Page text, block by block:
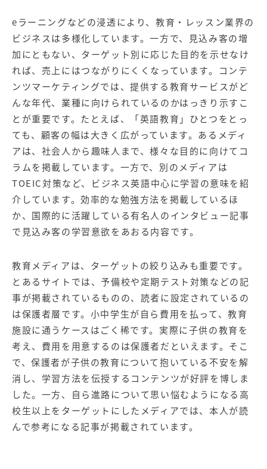
eラーニングなどの浸透により、教育・レッスン業界の
ビジネスは多様化しています。一方で、見込み客の増
加にともない、ターゲット別に応じた目的を示せなけ
れば、売上にはつながりにくくなっています。コンテ
ンツマーケティングでは、提供する教育サービスがど
んな年代、業種に向けられているのかはっきり示すこ
とが重要です。たとえば、「英語教育」ひとつをとっ
ても、顧客の幅は大きく広がっています。あるメディ
アは、社会人から趣味人まで、様々な目的に向けてコ
ラムを掲載しています。一方で、別のメディアは
TOEIC対策など、ビジネス英語中心に学習の意味を紹
介しています。効率的な勉強方法を掲載しているほ
か、国際的に活躍している有名人のインタビュー記事
で見込み客の学習意欲をあおる内容です。
教育メディアは、ターゲットの絞り込みも重要です。
とあるサイトでは、予備校や定期テスト対策などの記
事が掲載されているものの、読者に設定されているの
は保護者層です。小中学生が自ら費用を払って、教育
施設に通うケースはごく稀です。実際に子供の教育を
考え、費用を用意するのは保護者だといえます。そこ
で、保護者が子供の教育について抱いている不安を解
消し、学習方法を伝授するコンテンツが好評を博しま
した。一方、自ら進路について思い悩むようになる高
校生以上をターゲットにしたメディアでは、本人が読
んで参考になる記事が掲載されています。